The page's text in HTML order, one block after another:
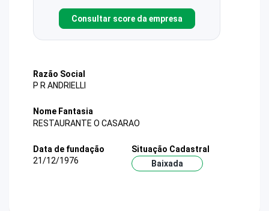
Consultar score da empresa
Razão Social
P R ANDRIELLI
Nome Fantasia
RESTAURANTE O CASARAO
Data de fundação
21/12/1976
Situação Cadastral
Baixada